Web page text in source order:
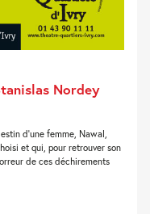
Nordey
d’une femme, Nawal,
et qui, pour retrouver son
de ces déchirements